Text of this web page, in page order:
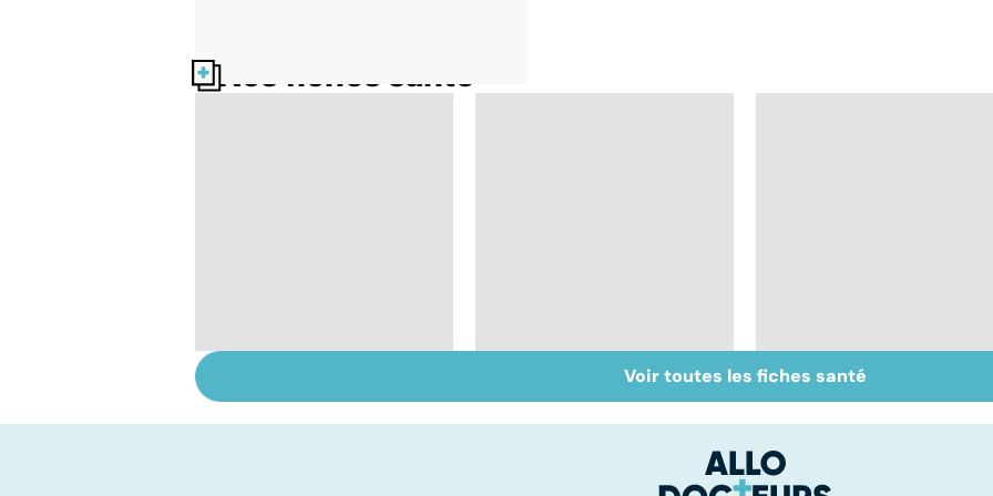
Nos fiches santé
notre corps face à
Faire du sport à
domicile, c'est facile !
Don de gamètes : le
pour et le contre
Voir toutes les fiches santé